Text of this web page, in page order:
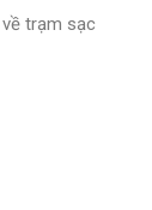
trạm sạc